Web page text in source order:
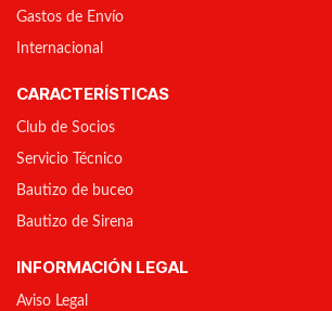
Gastos de Envío
Internacional
CARACTERÍSTICAS
Club de Socios
Servicio Técnico
Bautizo de buceo
Bautizo de Sirena
INFORMACIÓN LEGAL
Aviso Legal